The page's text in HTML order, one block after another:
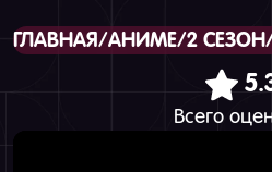
ГЛАВНАЯ/АНИМЕ/2 СЕЗОН
Всего